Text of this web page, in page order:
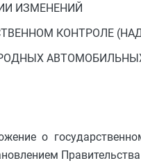
ИЗМЕНЕНИЙ
КОНТРОЛЕ
о